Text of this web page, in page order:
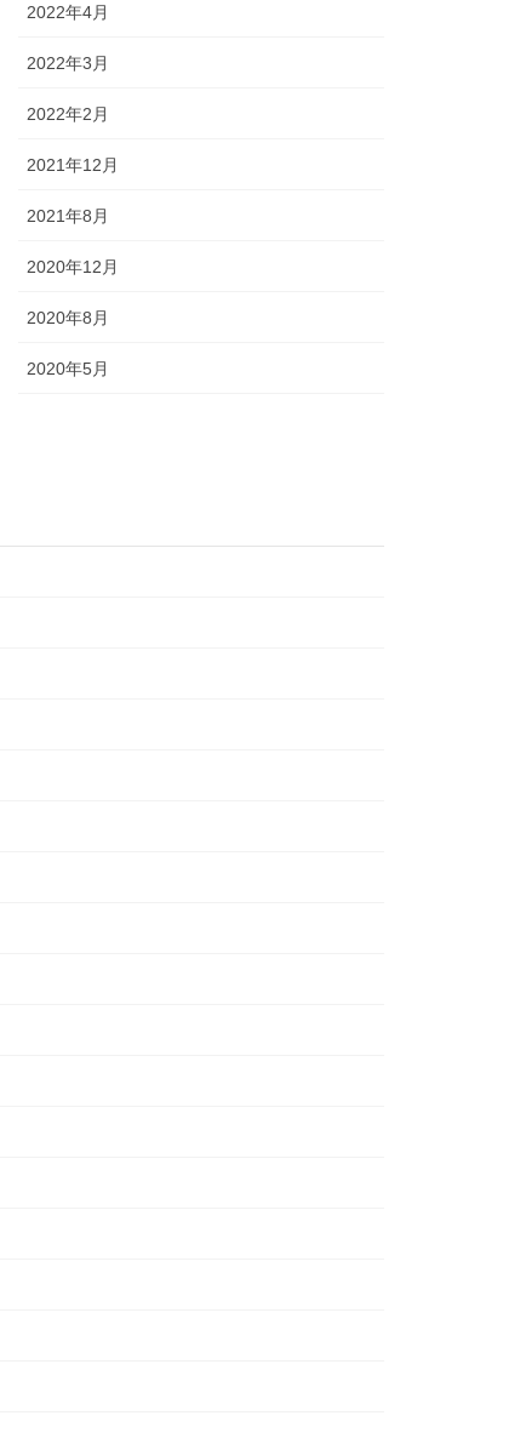
2022年4月
2022年3月
2022年2月
2021年12月
2021年8月
2020年12月
2020年8月
2020年5月